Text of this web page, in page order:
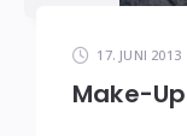
17. JUNI 2013
Make-